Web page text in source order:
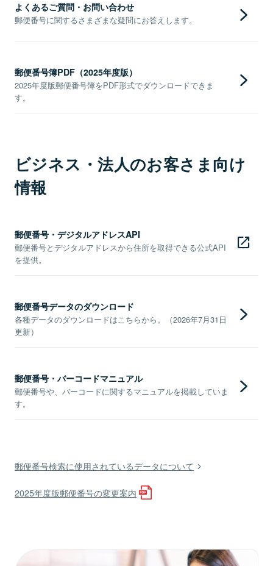
よくあるご質問・お問い合わせ
郵便番号に関するさまざまな疑問にお答えします。
郵便番号簿PDF（2025年度版）
2025年度版郵便番号簿をPDF形式でダウンロードできま
す。
ビジネス・法人のお客さま向け
情報
郵便番号・デジタルアドレスAPI
郵便番号とデジタルアドレスから住所を取得できる公式API
を提供。
郵便番号データのダウンロード
各種データのダウンロードはこちらから。（2026年7月31日
更新）
郵便番号・バーコードマニュアル
郵便番号や、バーコードに関するマニュアルを掲載していま
す。
郵便番号検索に使用されているデータについて
2025年度版郵便番号の変更案内